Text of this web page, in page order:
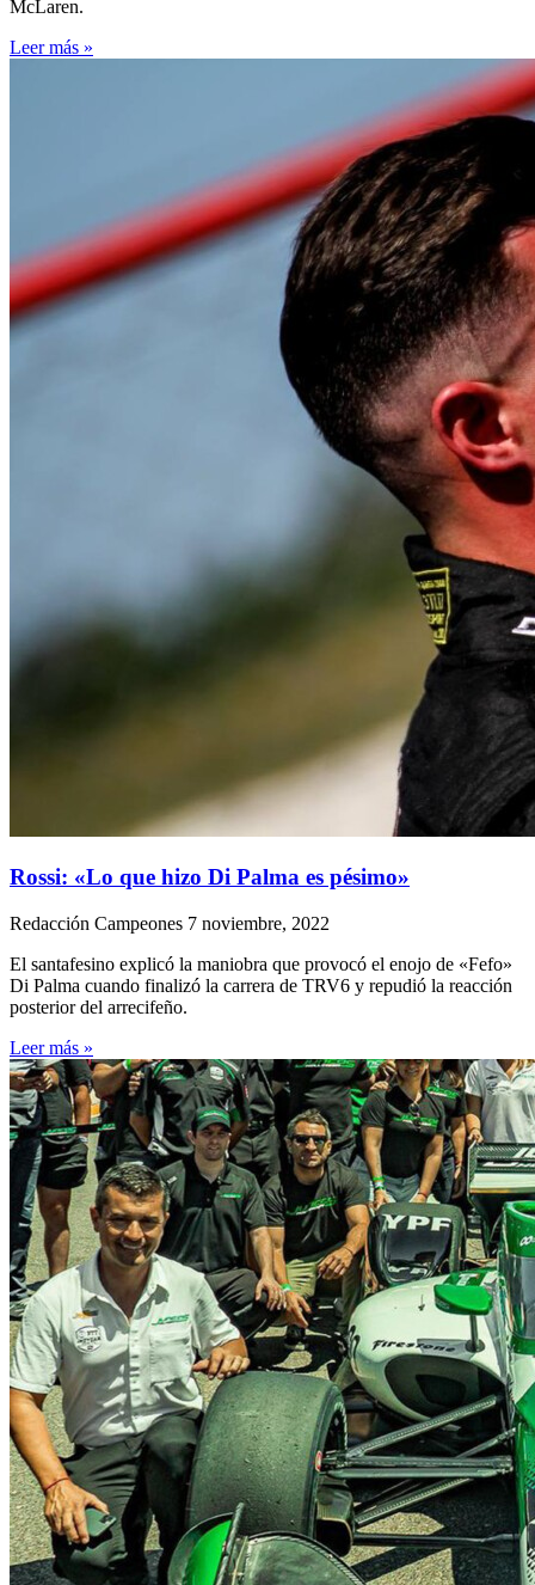
McLaren.
Leer más »
Rossi: «Lo que hizo Di Palma es pésimo»
Redacción Campeones 7 noviembre, 2022
El santafesino explicó la maniobra que provocó el enojo de «Fefo»
Di Palma cuando finalizó la carrera de TRV6 y repudió la reacción
posterior del arrecifeño.
Leer más »